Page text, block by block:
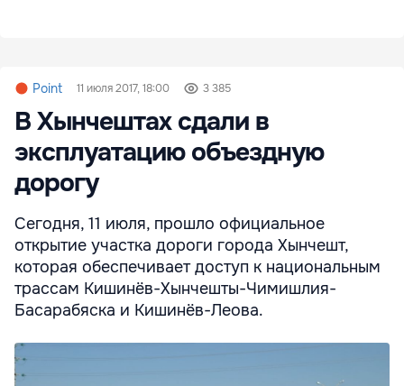
Point 11 июля 2017, 18:00 3 385
В Хынчештах сдали в
эксплуатацию объездную
дорогу
Сегодня, 11 июля, прошло официальное
открытие участка дороги города Хынчешт,
которая обеспечивает доступ к национальным
трассам Кишинёв-Хынчешты-Чимишлия-
Басарабяска и Кишинёв-Леова.